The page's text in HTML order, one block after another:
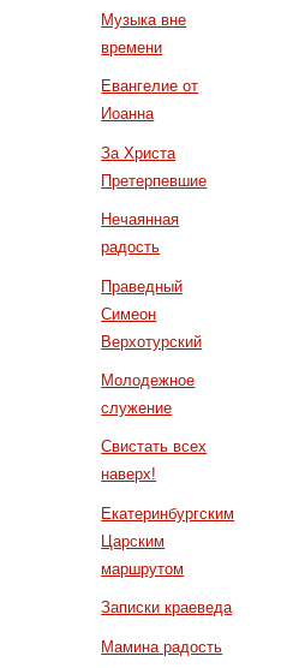
Музыка вне
времени
Евангелие от
Иоанна
За Христа
Претерпевшие
Нечаянная
радость
Праведный
Симеон
Верхотурский
Молодежное
служение
Свистать всех
наверх!
Екатеринбургским
Царским
маршрутом
Записки краеведа
Мамина радость